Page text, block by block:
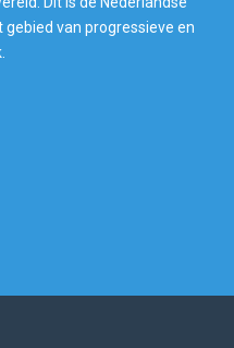
van progressieve en